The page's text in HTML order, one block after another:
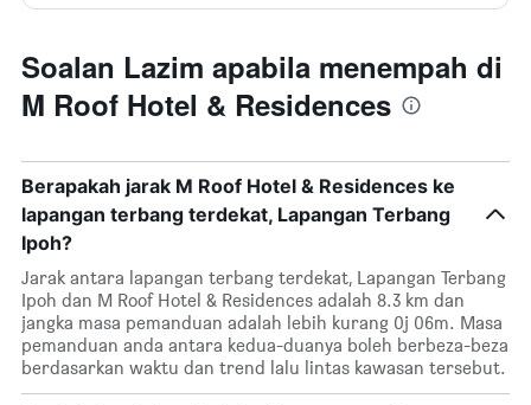
Soalan Lazim apabila menempah di
M Roof Hotel & Residences
Berapakah jarak M Roof Hotel & Residences ke
lapangan terbang terdekat, Lapangan Terbang
Ipoh?
Jarak antara lapangan terbang terdekat, Lapangan Terbang
Ipoh dan M Roof Hotel & Residences adalah 8.3 km dan
jangka masa pemanduan adalah lebih kurang 0j 06m. Masa
pemanduan anda antara kedua-duanya boleh berbeza-beza
berdasarkan waktu dan trend lalu lintas kawasan tersebut.